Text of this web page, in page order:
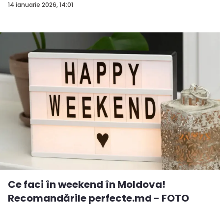
14 ianuarie 2026, 14:01
Ce faci în weekend în Moldova!
Recomandările perfecte.md - FOTO